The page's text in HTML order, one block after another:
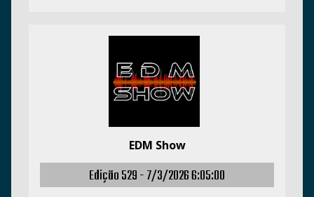
EDM Show
Edição 529 -7/3/2026 6:05:00